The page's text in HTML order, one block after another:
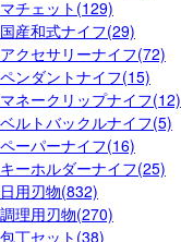
マチェット(129)
国産和式ナイフ(29)
アクセサリーナイフ(72)
ペンダントナイフ(15)
マネークリップナイフ(12)
ベルトバックルナイフ(5)
ペーパーナイフ(16)
キーホルダーナイフ(25)
日用刃物(832)
調理用刃物(270)
包丁セット(38)